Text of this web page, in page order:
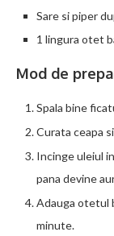
Sare si piper
1 lingura otet
Mod de
Spala bine
Curata ceapa
Incinge uleiul
pana devine
Adauga otetul
minute.